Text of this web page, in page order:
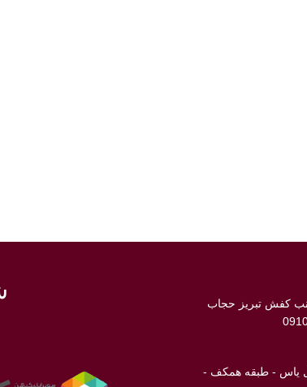
کفش تبریز حجاب
گل یاس - طبقه همکف -